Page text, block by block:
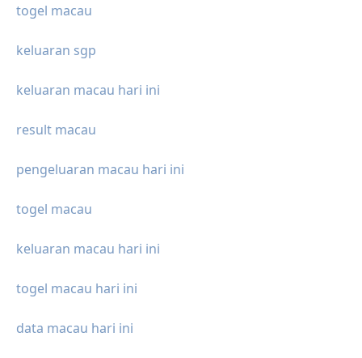
togel macau
keluaran sgp
keluaran macau hari ini
result macau
pengeluaran macau hari ini
togel macau
keluaran macau hari ini
togel macau hari ini
data macau hari ini